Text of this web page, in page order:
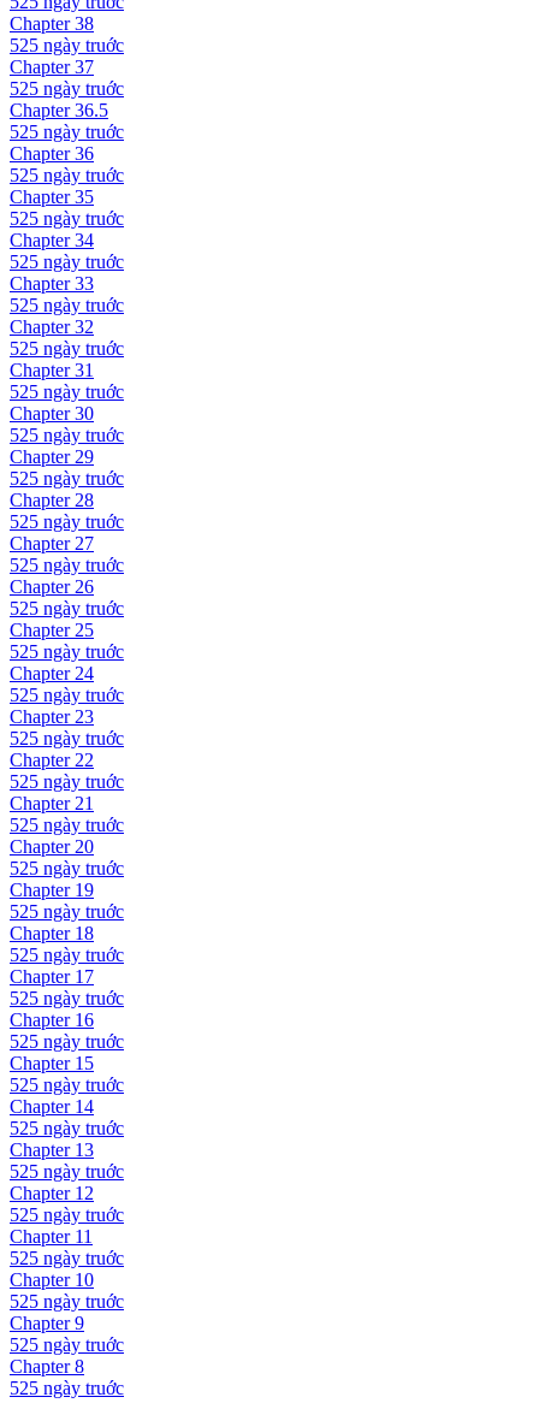
Chapter38
525 ngày truớc
Chapter37
525 ngày truớc
Chapter36.5
525 ngày truớc
Chapter36
525 ngày truớc
Chapter35
525 ngày truớc
Chapter34
525 ngày truớc
Chapter33
525 ngày truớc
Chapter32
525 ngày truớc
Chapter31
525 ngày truớc
Chapter30
525 ngày truớc
Chapter 29
525 ngày truớc
Chapter 28
525 ngày truớc
Chapter 27
525 ngày truớc
Chapter 26
525 ngày truớc
Chapter 25
525 ngày truớc
Chapter 24
525 ngày truớc
Chapter 23
525 ngày truớc
Chapter 22
525 ngày truớc
Chapter 21
525 ngày truớc
Chapter 20
525 ngày truớc
Chapter 19
525 ngày truớc
Chapter 18
525 ngày truớc
Chapter 17
525 ngày truớc
Chapter 16
525 ngày truớc
Chapter 15
525 ngày truớc
Chapter 14
525 ngày truớc
Chapter 13
525 ngày truớc
Chapter 12
525 ngày truớc
Chapter 11
525 ngày truớc
Chapter 10
525 ngày truớc
Chapter9
525 ngày truớc
Chapter8
525 ngày truớc